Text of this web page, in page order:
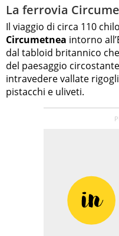
La ferrovia
Il viaggio di circa 110
Circumetnea intorno
dal tabloid britannico
del paesaggio
intravedere vallate
pistacchi e uliveti.